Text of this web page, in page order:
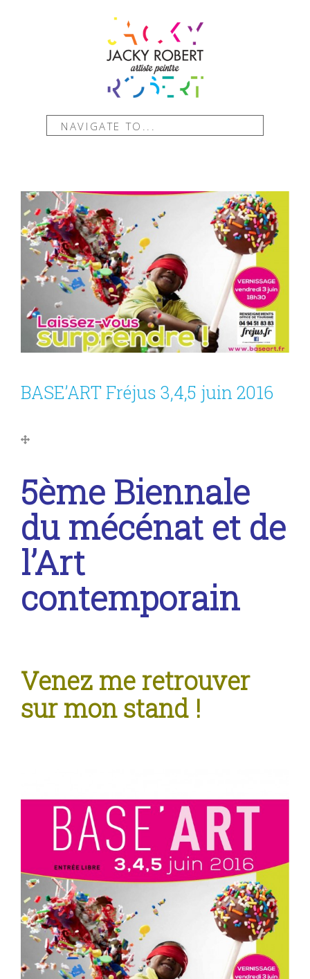
NAVIGATE TO...
BASE’ART Fréjus 3,4,5 juin 2016
5ème Biennale
du mécénat et de
l’Art
contemporain
Venez me retrouver
sur mon stand !